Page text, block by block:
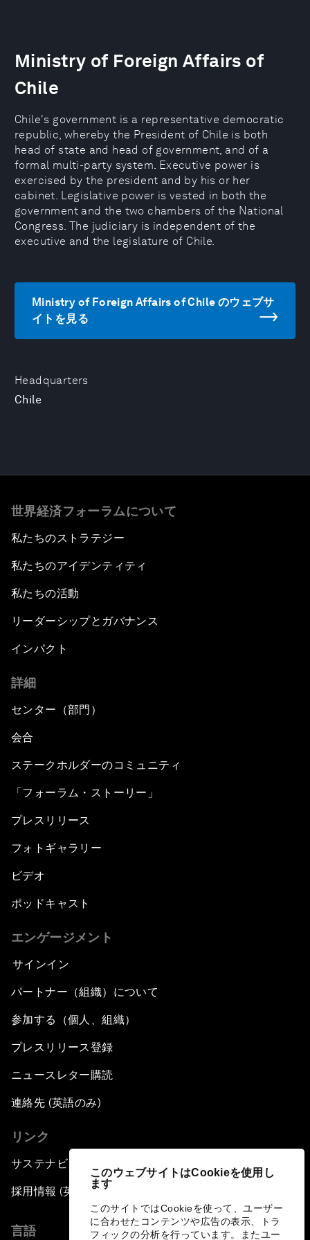
このウェブサイトはCookieを使用し
ます
このサイトではCookieを使って、ユーザー
に合わせたコンテンツや広告の表示、トラ
フィックの分析を行っています。またユー
Headquarters
Chile
Ministry of Foreign Affairs of
Chile
Chile's government is a representative democratic
republic, whereby the President of Chile is both
head of state and head of government, and of a
formal multi-party system. Executive power is
exercised by the president and by his or her
cabinet. Legislative power is vested in both the
government and the two chambers of the National
Congress. The judiciary is independent of the
executive and the legislature of Chile.
Ministry of Foreign Affairs of Chile のウェブサ
イトを見る
世界経済フォーラムについて
私たちのストラテジー
私たちのアイデンティティ
私たちの活動
リーダーシップとガバナンス
インパクト
詳細
センター（部門）
会合
ステークホルダーのコミュニティ
「フォーラム・ストーリー」
プレスリリース
フォトギャラリー
ビデオ
ポッドキャスト
エンゲージメント
サインイン
パートナー（組織）について
参加する（個人、組織）
プレスリリース登録
ニュースレター購読
連絡先 (英語のみ)
リンク
サステナビリティへの取り組み
採用情報 (英語のみ)
言語